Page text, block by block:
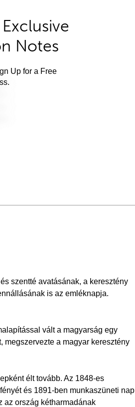
Notes
Up for a Free
szentté avatásának, a keresztény
is az emléknapja.
vált a magyarság egy
megszervezte a magyar keresztény
élt tovább. Az 1848-es
és 1891-ben munkaszüneti nap
az ország kétharmadának